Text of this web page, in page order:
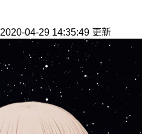
2020-04-29 14:35:49 更新